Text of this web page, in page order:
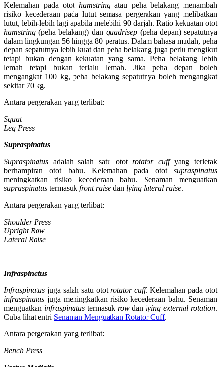
Kelemahan pada otot hamstringatau peha belakang menambah
risiko kecederaan pada lutut semasa pergerakan yang melibatkan
lutut, lebih-lebih lagi apabila melebihi 90 darjah. Ratio kekuatan otot
hamstring (peha belakang) dan quadrisep(peha depan) sepatutnya
dalam lingkungan 56 hingga 80 peratus. Dalam bahasa mudah, peha
depan sepatutnya lebih kuat dan peha belakang juga perlu mengikut
tetapi bukan dengan kekuatan yang sama. Peha belakang lebih
lemah tetapi bukan terlalu lemah. Jika peha depan boleh
mengangkat 100 kg, peha belakang sepatutnya boleh mengangkat
sekitar 70 kg.
Antara pergerakan yang terlibat:
Squat
Leg Press
Supraspinatus
Supraspinatus adalah salah satu ototrotator cuffyang terletak
berhampiran otot bahu. Kelemahan pada otot supraspinatus
meningkatkan risiko kecederaan bahu. Senaman menguatkan
supraspinatus termasuk front raise dan lying lateral raise.
Antara pergerakan yang terlibat:
Shoulder Press
Upright Row
Lateral Raise
Infraspinatus
Infraspinatus juga salah satu otot rotator cuff. Kelemahan pada otot
infraspinatus juga meningkatkan risiko kecederaan bahu. Senaman
menguatkan infraspinatustermasuk rowdan lying external rotation.
Cuba lihat entri Senaman Menguatkan Rotator Cuff.
Antara pergerakan yang terlibat:
Bench Press